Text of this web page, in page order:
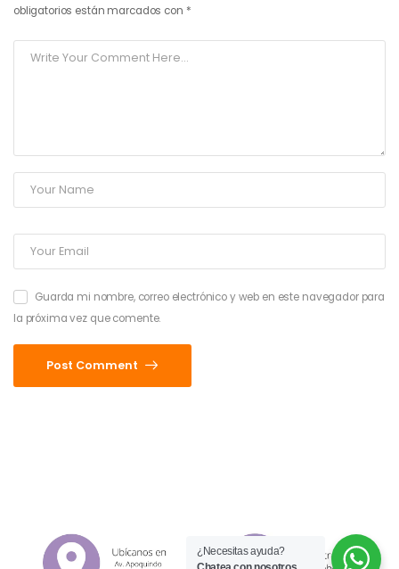
obligatorios están marcados con *
Guarda mi nombre, correo electrónico y web en este navegador para
la próxima vez que comente.
Post Comment
¿Necesitas ayuda?